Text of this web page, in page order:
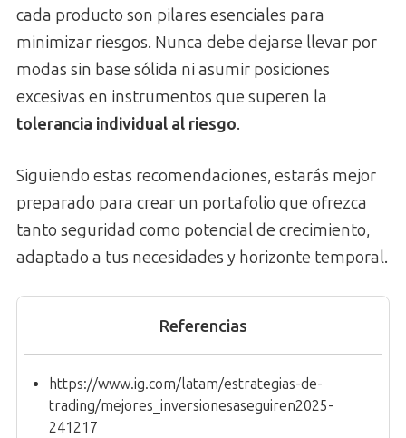
cada producto son pilares esenciales para
minimizar riesgos. Nunca debe dejarse llevar por
modas sin base sólida ni asumir posiciones
excesivas en instrumentos que superen la
tolerancia individual al riesgo.
Siguiendo estas recomendaciones, estarás mejor
preparado para crear un portafolio que ofrezca
tanto seguridad como potencial de crecimiento,
adaptado a tus necesidades y horizonte temporal.
Referencias
https://www.ig.com/latam/estrategias-de-
trading/mejores_inversionesaseguiren2025-
241217